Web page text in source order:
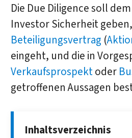
Die Due Diligence soll
Investor Sicherheit
Beteiligungsvertrag (
eingeht, und die in
Verkaufsprospektoder
getroffenen Aussagen
Inhaltsverzeichnis